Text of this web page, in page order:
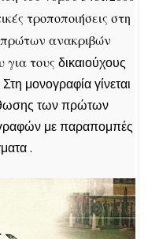
τροποποιήσεις στη
πρώτων ανακριβών
για τους δικαιούχους
μονογραφία γίνεται
των πρώτων
με παραπομπές
.